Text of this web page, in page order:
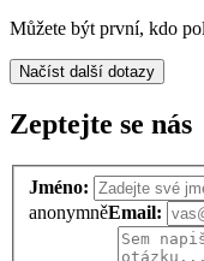
Můžete být první, kdo
Načíst další dotazy
Zeptejte se nás
Jméno:
anonymněEmail: